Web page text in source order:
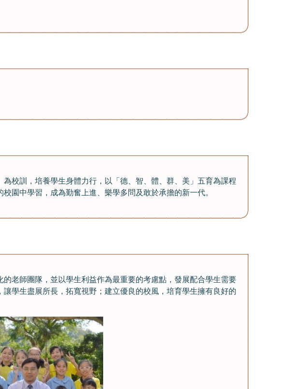
校訓，培養學生身體力行，以「德、智、體、群、美」五育為課程
園中學習，成為勤奮上進、樂學多問及敢於承擔的新一代。
老師團隊，並以學生利益作為最重要的考慮點，發展配合學生需要
學生盡展所長，拓寬視野；建立優良的校風，培育學生擁有良好的